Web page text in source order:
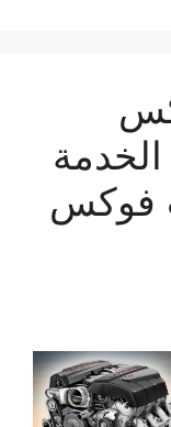
فاجن 55445363 الخدمة
فوكس